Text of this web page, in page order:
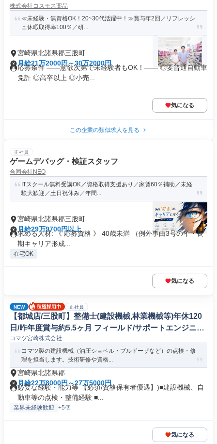
株式会社コスモス薬品
≪未経験・無資格OK！20~30代活躍中！≫賞与年2回／リフレッシ
ュ休暇取得率100％／研...
宮崎県北諸県郡三股町
月給21万2000円～30万2000円
応募条件 ――意欲次第で未経験者もOK！―― ◎要普通自動車
免許 ◎高卒以上 ◎小売...
気になる
この企業の類似求人を見る
正社員
ゲームデバッグ・検証スタッフ
合同会社NEO
ITスクール無料受講OK／資格取得支援あり／家賃60％補助／未経
験大歓迎／土日祝休み／年間...
宮崎県北諸県郡三股町
月給29万9700円以上
求める人材: 《 応募資格 》 40歳未満 （例外事由3号のイ・長
期キャリア形成...
在宅OK
気になる
NEW 正社員
【都城店/三股町】整備士(建設機械,林業機械等)年休120
日/昨年度賞与約5.5ヶ月 フィールド/サポートエンジニア
(自動車/輸送機器)
コマツ宮崎株式会社
コマツ製の建設機械（油圧ショベル・ブルドーザなど）の点検・修
理を担当します。技術研修や資格...
宮崎県北諸県郡
月給22万8000円～27万5000円
必要な経験・能力等 【必須/資格保有者優遇】)■建設機械、自
動車等の点検・整備経験 ■...
業界未経験歓迎 +5個
気になる